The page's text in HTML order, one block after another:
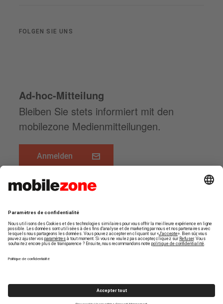
FOLGEN SIE UNS
FOLGEN SIE UNS
Ad-hoc-Mitteilung
Bleiben Sie stets informiert mit den
mobilezone Medienmitteilungen.
Anmelden
Zum Seitenanfang
© MOBILEZONE HOLDING AG